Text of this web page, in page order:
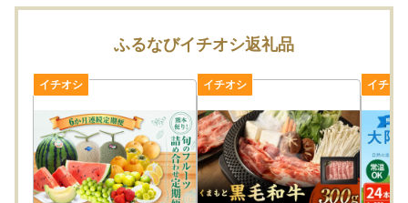
寄附者の皆様にはご不便、ご迷惑をおかけし誠に申し訳ござ
いませんが、何卒ご理解賜りますようお願い申し上げます。
寄附額変更について
ふるさと納税を通して熊本県を応援していただきありがとう
ございます。
一部の感謝の品(返礼品)の寄付額を見直す場合がございま
す。
引き続き応援よろしくお願いいたします。
ふるなびイチオシ返礼品